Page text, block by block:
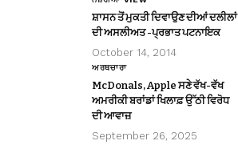
ਸ਼ਾਸਨ ਤੋਂ ਮੁਕਤੀ ਦਿਵਾਉਣ ਦੀਆਂ ਦਲੀਲਾਂ
ਦੀ ਅਸਲੀਅਤ -ਪ੍ਰਭਾਤ ਪਟਨਾਇਕ
October 14, 2014
ਅਰਥਚਾਰਾ
McDonals, Apple ਸਣੇ ਵੱਖ-ਵੱਖ
ਅਮਰੀਕੀ ਬਰਾਂਡਾਂ ਖਿਲਾਫ਼ ਉੱਠੀ ਵਿਰੋਧ
ਦੀ ਆਵਾਜ਼
September 26, 2025